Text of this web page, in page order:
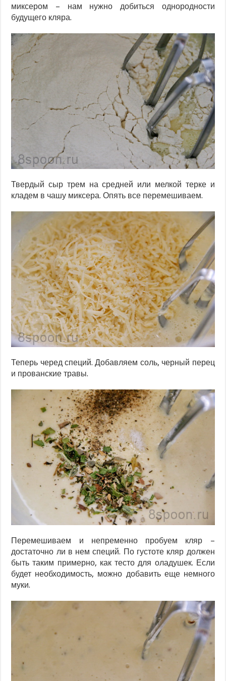
миксером – нам нужно добиться однородности
будущего кляра.
Твердый сыр трем на средней или мелкой терке и
кладем в чашу миксера. Опять все перемешиваем.
Теперь черед специй. Добавляем соль, черный перец
и прованские травы.
Перемешиваем и непременно пробуем кляр –
достаточно ли в нем специй. По густоте кляр должен
быть таким примерно, как тесто для оладушек. Если
будет необходимость, можно добавить еще немного
муки.